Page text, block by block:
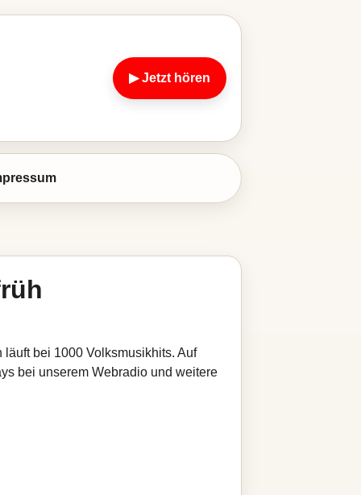
▶ Jetzt hören
läuft bei 1000 Volksmusikhits. Auf
bei unserem Webradio und weitere